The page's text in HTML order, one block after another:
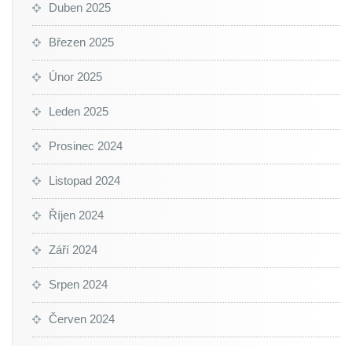
Duben 2025
Březen 2025
Únor 2025
Leden 2025
Prosinec 2024
Listopad 2024
Říjen 2024
Září 2024
Srpen 2024
Červen 2024